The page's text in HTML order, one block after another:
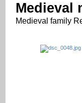
Medieval
Medieval family